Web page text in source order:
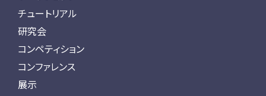
チュートリアル
研究会
コンペティション
コンファレンス
展示